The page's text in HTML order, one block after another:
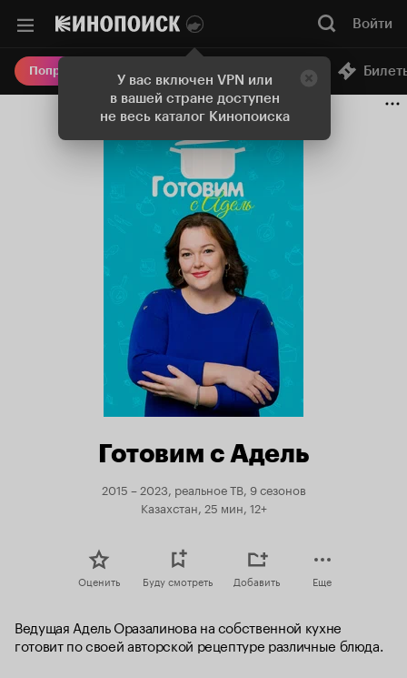
У вас включен VPN или
в вашей стране доступен
не весь каталог Кинопоиска
Войти
Попробовать Плюс Онлайн-кинотеатр
Готовим с Адель
2015 – 2023, реальное ТВ, 9 сезонов
Казахстан, 25 мин, 12+
Оценить Буду смотреть Добавить Еще
Ведущая Адель Оразалинова на собственной кухне
готовит по своей авторской рецептуре различные блюда.